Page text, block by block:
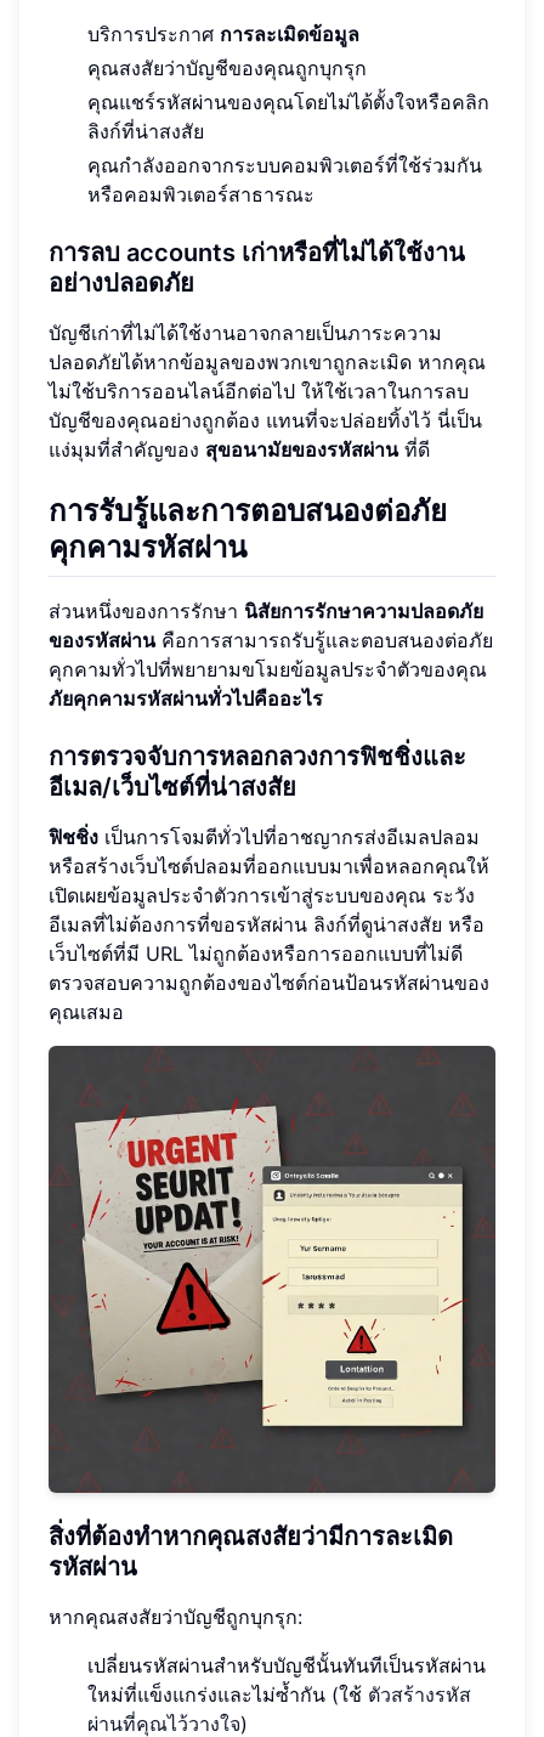
บริการประกาศ การละเมิดข้อมูล
คุณสงสัยว่าบัญชีของคุณถูกบุกรุก
คุณแชร์รหัสผ่านของคุณโดยไม่ได้ตั้งใจหรือคลิก
ลิงก์ที่น่าสงสัย
คุณกำลังออกจากระบบคอมพิวเตอร์ที่ใช้ร่วมกัน
หรือคอมพิวเตอร์สาธารณะ
การลบ accounts เก่าหรือที่ไม่ได้ใช้งาน
อย่างปลอดภัย
บัญชีเก่าที่ไม่ได้ใช้งานอาจกลายเป็นภาระความ
ปลอดภัยได้หากข้อมูลของพวกเขาถูกละเมิด หากคุณ
ไม่ใช้บริการออนไลน์อีกต่อไป ให้ใช้เวลาในการลบ
บัญชีของคุณอย่างถูกต้อง แทนที่จะปล่อยทิ้งไว้ นี่เป็น
แง่มุมที่สำคัญของ สุขอนามัยของรหัสผ่านที่ดี
การรับรู้และการตอบสนองต่อภัย
คุกคามรหัสผ่าน
ส่วนหนึ่งของการรักษา นิสัยการรักษาความปลอดภัย
ของรหัสผ่านคือการสามารถรับรู้และตอบสนองต่อภัย
คุกคามทั่วไปที่พยายามขโมยข้อมูลประจำตัวของคุณ
ภัยคุกคามรหัสผ่านทั่วไปคืออะไร
การตรวจจับการหลอกลวงการฟิชชิ่งและ
อีเมล/เว็บไซต์ที่น่าสงสัย
ฟิชชิ่ง เป็นการโจมตีทั่วไปที่อาชญากรส่งอีเมลปลอม
หรือสร้างเว็บไซต์ปลอมที่ออกแบบมาเพื่อหลอกคุณให้
เปิดเผยข้อมูลประจำตัวการเข้าสู่ระบบของคุณ ระวัง
อีเมลที่ไม่ต้องการที่ขอรหัสผ่าน ลิงก์ที่ดูน่าสงสัย หรือ
เว็บไซต์ที่มี URL ไม่ถูกต้องหรือการออกแบบที่ไม่ดี
ตรวจสอบความถูกต้องของไซต์ก่อนป้อนรหัสผ่านของ
คุณเสมอ
สิ่งที่ต้องทำหากคุณสงสัยว่ามีการละเมิด
รหัสผ่าน
หากคุณสงสัยว่าบัญชีถูกบุกรุก:
เปลี่ยนรหัสผ่านสำหรับบัญชีนั้นทันทีเป็นรหัสผ่าน
ใหม่ที่แข็งแกร่งและไม่ซ้ำกัน (ใช้ ตัวสร้างรหัส
ผ่านที่คุณไว้วางใจ)